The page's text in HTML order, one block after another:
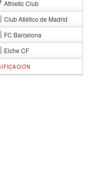
Athletic Club
Club Atlético de Madrid
FC Barcelona
Elche CF